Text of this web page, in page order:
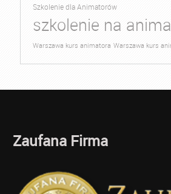
Szkolenie dla Animatorów
szkolenie na
Warszawa kurs animatora Warszawa kurs
Zaufana Firma